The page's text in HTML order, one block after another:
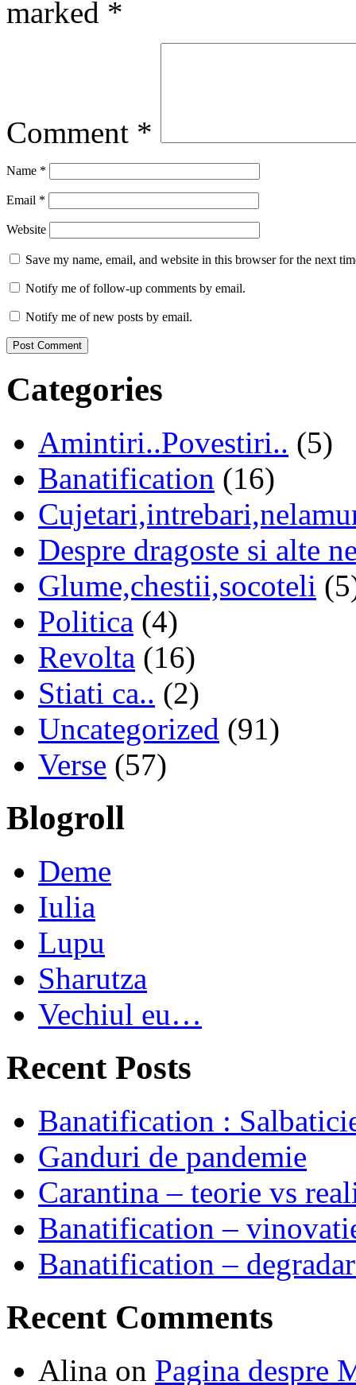
marked *
Comment *
Name *
Email *
Website
Save my name, email, and website in this browser for the next
Notify me of follow-up comments by email.
Notify me of new posts by email.
Categories
Amintiri..Povestiri.. (5)
Banatification (16)
Despre dragoste si alte
Glume,chestii,socoteli
Politica (4)
Revolta (16)
Stiati ca.. (2)
Uncategorized (91)
Verse (57)
Blogroll
Deme
Iulia
Lupu
Sharutza
Vechiul eu…
Recent Posts
Banatification :
Ganduri de pandemie
Carantina – teorie vs
Banatification –
Banatification –
Recent Comments
Alina on Pagina despre